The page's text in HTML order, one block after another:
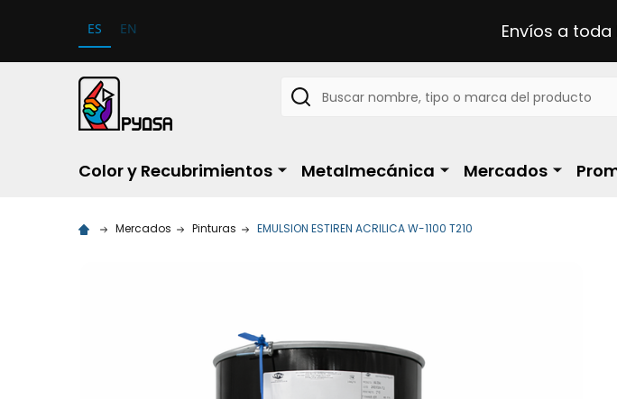
ES EN Envíos a
Buscar
Color y Recubrimientos Metalmecánica Mercados
Mercados Pinturas EMULSION ESTIREN ACRILICA W-1100 T210